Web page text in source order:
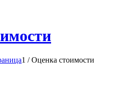
1 / Оценка стоимости